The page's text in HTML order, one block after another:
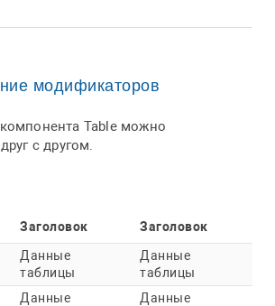
модификаторов
Table можно
с другом.
Заголовок
Заголовок
Данные
таблицы
Данные
таблицы
Данные
Данные